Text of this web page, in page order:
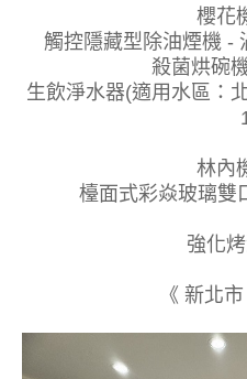
櫻花
觸控隱藏型除油煙機 -
殺菌烘碗
生飲淨水器(適用水區：
林內
檯面式彩焱玻璃雙
強化
《 新北